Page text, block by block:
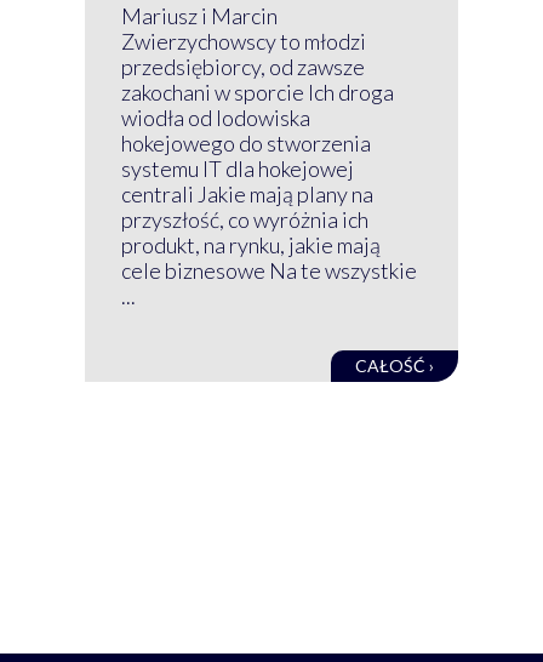
Mariusz i Marcin
Zwierzychowscy to młodzi
przedsiębiorcy, od zawsze
zakochani w sporcie Ich droga
wiodła od lodowiska
hokejowego do stworzenia
systemu IT dla hokejowej
centrali Jakie mają plany na
przyszłość, co wyróżnia ich
produkt, na rynku, jakie mają
cele biznesowe Na te wszystkie
...
CAŁOŚĆ ›